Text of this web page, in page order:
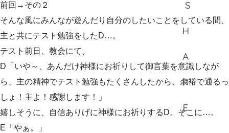
前回→その２
そんな風にみんなが遊んだり自分のしたいことをしている間、
主と共にテスト勉強をしたD…。
テスト前日、教会にて。
D「いや～、あんだけ神様にお祈りして御言葉を意識しなが
ら、主の精神でテスト勉強もたくさんしたから、余裕で通るっ
しょ！主よ！感謝します！」
嬉しそうに、自信ありげに神様にお祈りするD。そこに…。
E「やぁ。」